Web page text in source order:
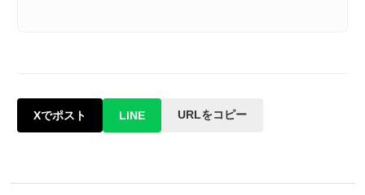
Xでポスト LINE URLをコピー